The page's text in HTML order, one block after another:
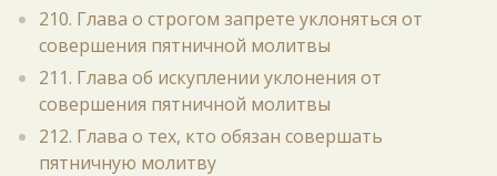
210. Глава о строгом запрете уклоняться от
совершения пятничной молитвы
211. Глава об искуплении уклонения от
совершения пятничной молитвы
212. Глава о тех, кто обязан совершать
пятничную молитву